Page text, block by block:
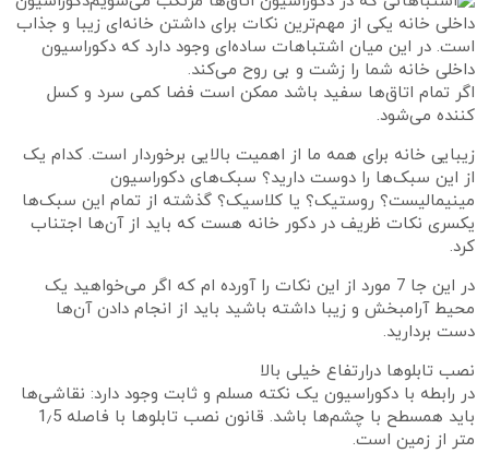
داخلی خانه یکی از مهم‌ترین نکات برای داشتن خانه‌ای زیبا و جذاب
است. در این میان اشتباهات ساده‌ای وجود دارد که دکوراسیون
داخلی خانه شما را زشت و بی روح می‌کند.
اگر تمام اتاق‌ها سفید باشد ممکن است فضا کمی سرد و کسل
کننده می‌شود.
زیبایی خانه برای همه ما از اهمیت بالایی برخوردار است. کدام یک
از این سبک‌ها را دوست دارید؟ سبک‌های دکوراسیون
مینیمالیست؟ روستیک؟ یا کلاسیک؟ گذشته از تمام این سبک‌ها
یکسری نکات ظریف در دکور خانه هست که باید از آن‌ها اجتناب
کرد.
در این جا 7 مورد از این نکات را آورده ام که اگر می‌خواهید یک
محیط آرامبخش و زیبا داشته باشید باید از انجام دادن آن‌ها
دست بردارید.
نصب تابلوها درارتفاع خیلی بالا
در رابطه با دکوراسیون یک نکته مسلم و ثابت وجود دارد: نقاشی‌ها
باید همسطح با چشم‌ها باشد. قانون نصب تابلو‌ها با فاصله 1٫5
متر از زمین است.